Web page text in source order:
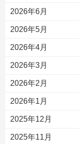
2026年6月
2026年5月
2026年4月
2026年3月
2026年2月
2026年1月
2025年12月
2025年11月